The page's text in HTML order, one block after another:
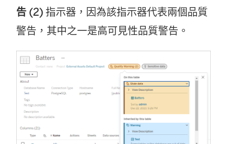
告 (2) 指示器，因為該指示器代表兩個品質
警告，其中之一是高可見性品質警告。